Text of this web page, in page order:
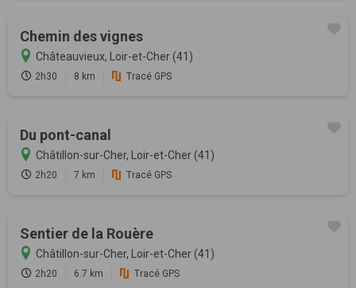
Chemin des vignes
Châteauvieux, Loir-et-Cher (41)
2h30 8 km Tracé GPS
Du pont-canal
Châtillon-sur-Cher, Loir-et-Cher (41)
2h20 7 km Tracé GPS
Sentier de la Rouère
Châtillon-sur-Cher, Loir-et-Cher (41)
2h20 6.7 km Tracé GPS